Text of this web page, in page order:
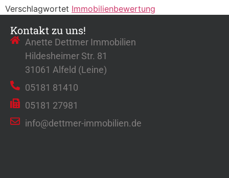
Verschlagwortet Immobilienbewertung
Kontakt zu uns!
Anette Dettmer Immobilien
Hildesheimer Str. 81
31061 Alfeld (Leine)
05181 81410
05181 27981
info@dettmer-immobilien.de